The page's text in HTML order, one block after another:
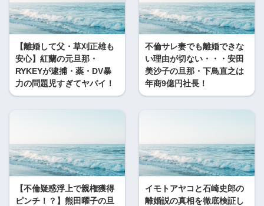
【離婚して父・草刈正雄も
安心】紅蘭の元旦那・
RYKEYが逮捕・薬・DV暴
力の問題児すぎてヤバイ！
不倫サレ妻でも離婚できな
い理由が切ない・・・安田
美沙子の旦那・下鳥直之は
年商9億円社長！
【不倫疑惑浮上で親権獲得
ピンチ！？】熊田曜子の旦
イモトアヤコと石崎史郎の
離婚説の真相を徹底検証し